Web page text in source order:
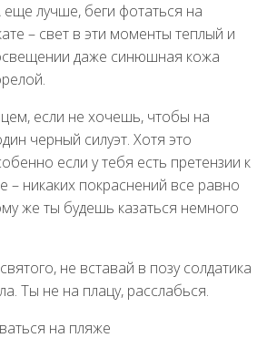
еще лучше, беги фотаться на
– свет в эти моменты теплый и
даже синюшная кожа
если не хочешь, чтобы на
черный силуэт. Хотя это
если у тебя есть претензии к
– никаких покраснений все равно
же ты будешь казаться немного
не вставай в позу солдатика
Ты не на плацу, расслабься.